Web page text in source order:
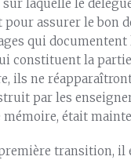
sur laquelle le
assurer le bon
qui
constituent la
ils ne
par les
était
transition, il